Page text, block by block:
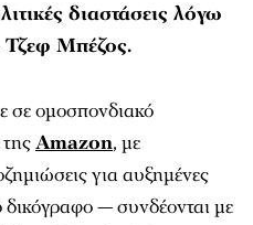
διαστάσεις λόγω
Μπέζος.
σε ομοσπονδιακό
Amazon, με
για αυξημένες
— συνδέονται με